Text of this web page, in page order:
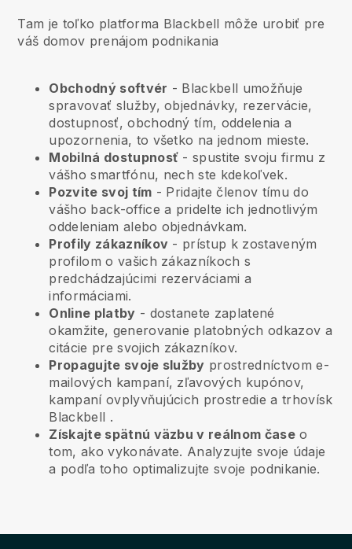
Tam je toľko platforma Blackbell môže urobiť pre
váš domov prenájom podnikania
Obchodný softvér - Blackbell umožňuje
spravovať služby, objednávky, rezervácie,
dostupnosť, obchodný tím, oddelenia a
upozornenia, to všetko na jednom mieste.
Mobilná dostupnosť - spustite svoju firmu z
vášho smartfónu, nech ste kdekoľvek.
Pozvite svoj tím - Pridajte členov tímu do
vášho back-office a pridelte ich jednotlivým
oddeleniam alebo objednávkam.
Profily zákazníkov - prístup k zostaveným
profilom o vašich zákazníkoch s
predchádzajúcimi rezerváciami a
informáciami.
Online platby - dostanete zaplatené
okamžite, generovanie platobných odkazov a
citácie pre svojich zákazníkov.
Propagujte svoje služby prostredníctvom e-
mailových kampaní, zľavových kupónov,
kampaní ovplyvňujúcich prostredie a trhovísk
Blackbell .
Získajte spätnú väzbu v reálnom časeo
tom, ako vykonávate. Analyzujte svoje údaje
a podľa toho optimalizujte svoje podnikanie.